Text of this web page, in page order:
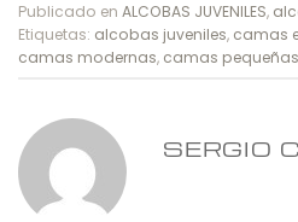
Publicado en ALCOBAS JUVENILES,
Etiquetas: alcobas juveniles, camas
camas modernas, camas pequeñas
SERGIO